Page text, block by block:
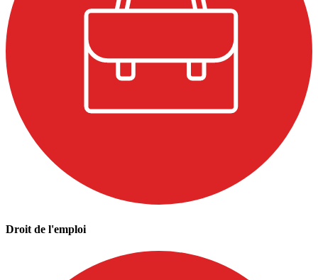
Droit de l'emploi